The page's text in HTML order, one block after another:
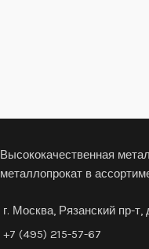
Высококачественная
металлопрокат в
г. Москва, Рязанский пр-т,
+7 (495) 215-57-67